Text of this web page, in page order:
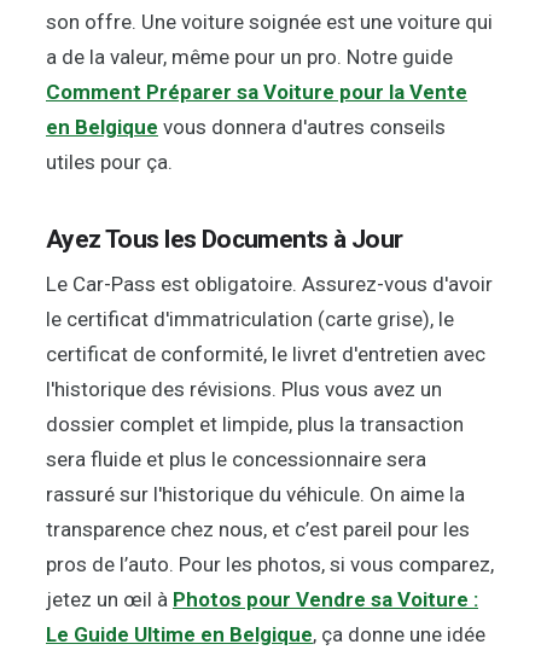
son offre. Une voiture soignée est une voiture qui
a de la valeur, même pour un pro. Notre guide
Comment Préparer sa Voiture pour la Vente
en Belgique vous donnera d'autres conseils
utiles pour ça.
Ayez Tous les Documents à Jour
Le Car-Pass est obligatoire. Assurez-vous d'avoir
le certificat d'immatriculation (carte grise), le
certificat de conformité, le livret d'entretien avec
l'historique des révisions. Plus vous avez un
dossier complet et limpide, plus la transaction
sera fluide et plus le concessionnaire sera
rassuré sur l'historique du véhicule. On aime la
transparence chez nous, et c’est pareil pour les
pros de l’auto. Pour les photos, si vous comparez,
jetez un œil à Photos pour Vendre sa Voiture :
Le Guide Ultime en Belgique, ça donne une idée